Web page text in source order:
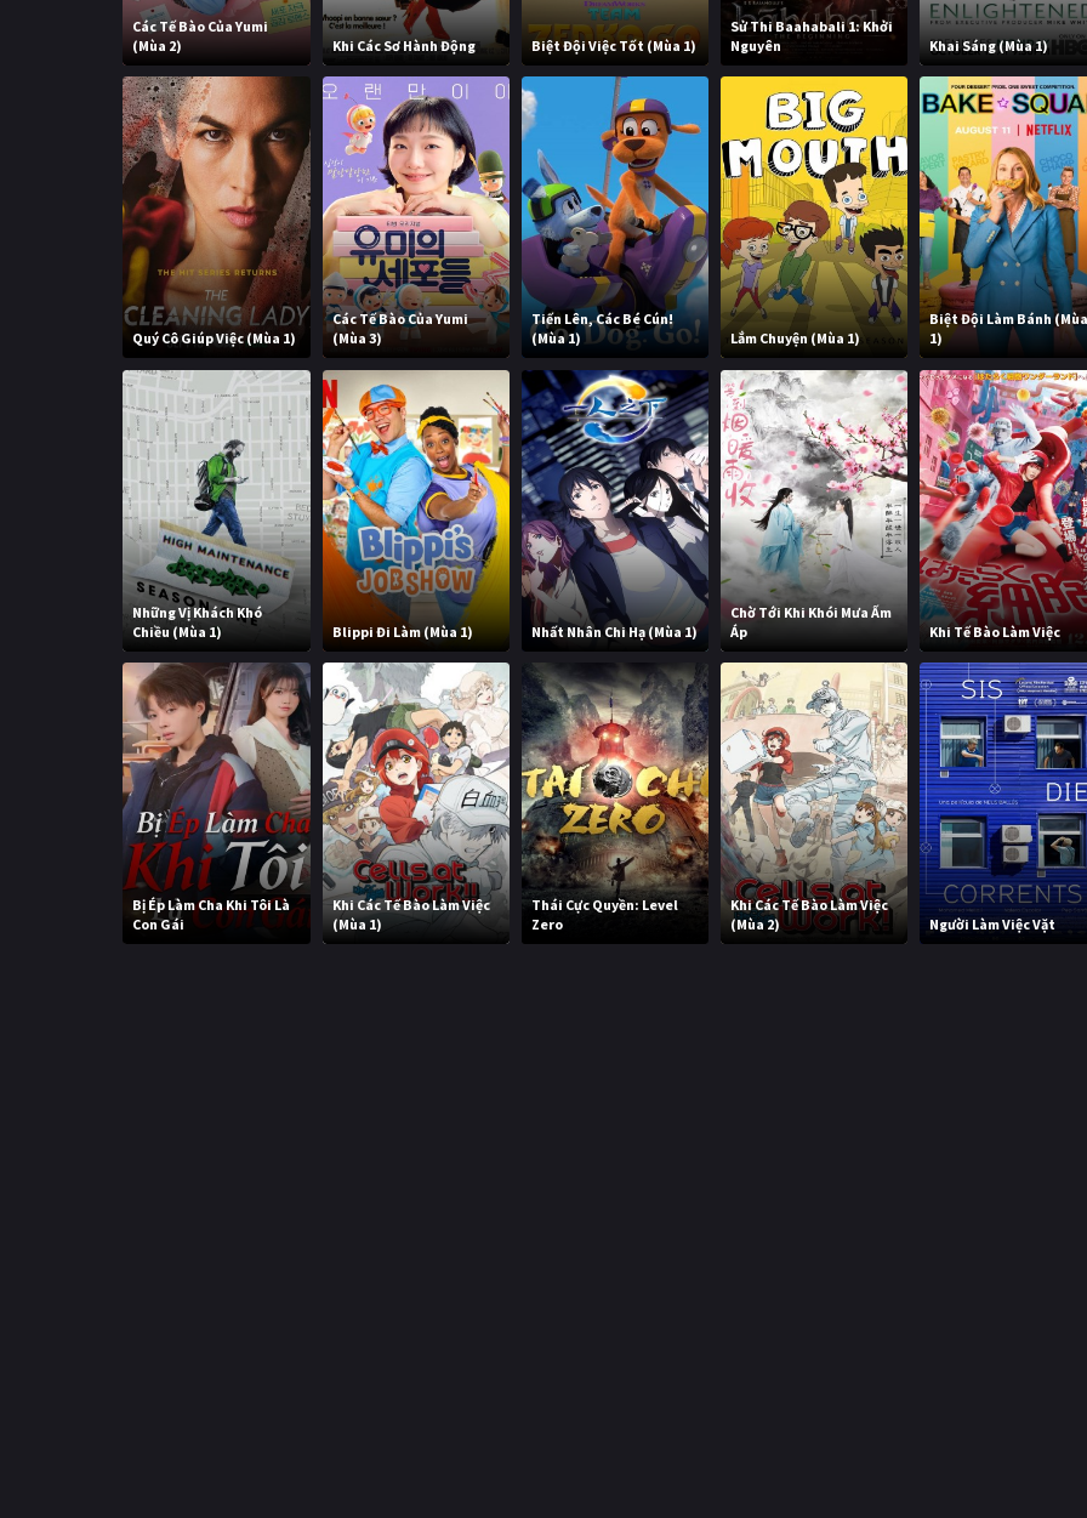
Các Tế Bào Của Yumi
(Mùa 2)
Khi Các Sơ Hành Động Biệt Đội Việc Tốt (Mùa 1)
Sử Thi Baahabali 1: Khởi
Nguyên
Khai Sáng (Mùa 1)
Quý Cô Giúp Việc (Mùa 1)
Các Tế Bào Của Yumi
(Mùa 3)
Tiến Lên, Các Bé Cún!
(Mùa 1)
Lắm Chuyện (Mùa 1)
Biệt Đội Làm Bánh
1)
Những Vị Khách Khó
Chiều (Mùa 1)
Blippi Đi Làm (Mùa 1) Nhất Nhân Chi Hạ (Mùa 1)
Chờ Tới Khi Khói Mưa Ấm
Áp
Khi Tế Bào Làm Việc
Bị Ép Làm Cha Khi Tôi Là
Con Gái
Khi Các Tế Bào Làm Việc
(Mùa 1)
Thái Cực Quyền: Level
Zero
Khi Các Tế Bào Làm Việc
(Mùa 2)
Người Làm Việc Vặt